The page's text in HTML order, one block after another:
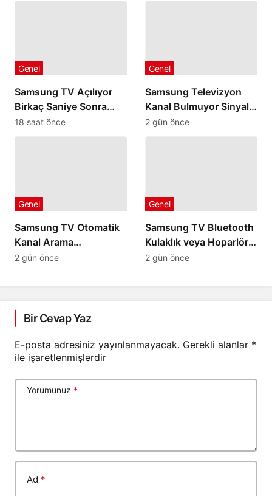
Samsung TV Açılıyor
Birkaç Saniye Sonra
Kapanıyorsa
Genel
18 saat önce
Samsung Televizyon
Kanal Bulmuyor Sinyal
Yok Uyarısı Veriyorsa
Genel
2 gün önce
Samsung TV Otomatik
Kanal Arama
Yapmıyorsa
Genel
2 gün önce
Samsung TV Bluetooth
Kulaklık veya Hoparlör
Bağlanmıyorsa
Genel
2 gün önce
Bir Cevap Yaz
E-posta adresiniz yayınlanmayacak. Gerekli alanlar *
ile işaretlenmişlerdir
Yorumunuz *
Ad *